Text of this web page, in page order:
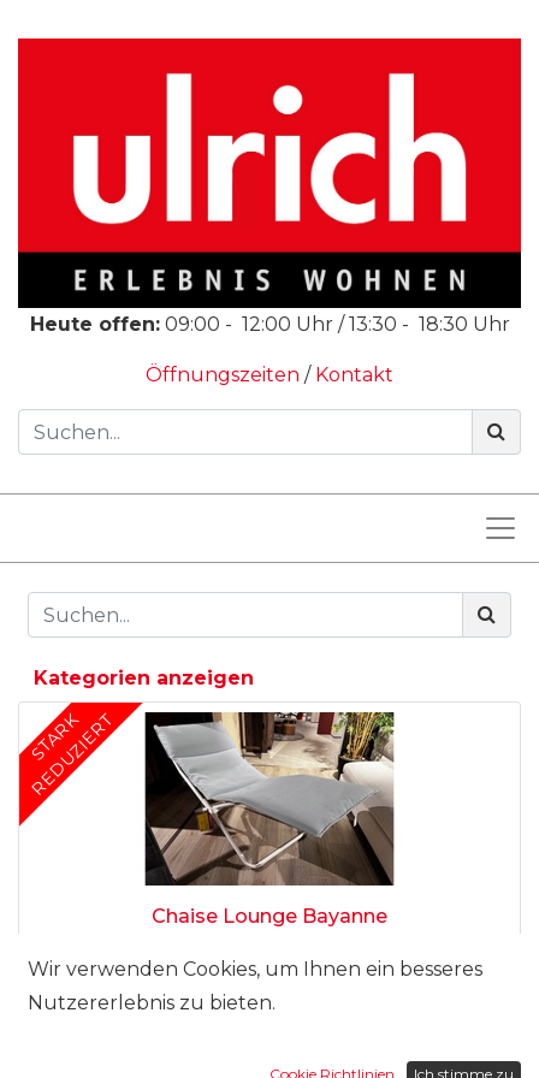
Heute offen: 09:00 - 12:00 Uhr /13:30 - 18:30 Uhr
Öffnungszeiten / Kontakt
Kategorien anzeigen
STARK
REDUZIERT
Chaise Lounge Bayanne
Wir verwenden Cookies, um Ihnen ein besseres
Nutzererlebnis zu bieten.
Cookie Richtlinien Ich stimme zu